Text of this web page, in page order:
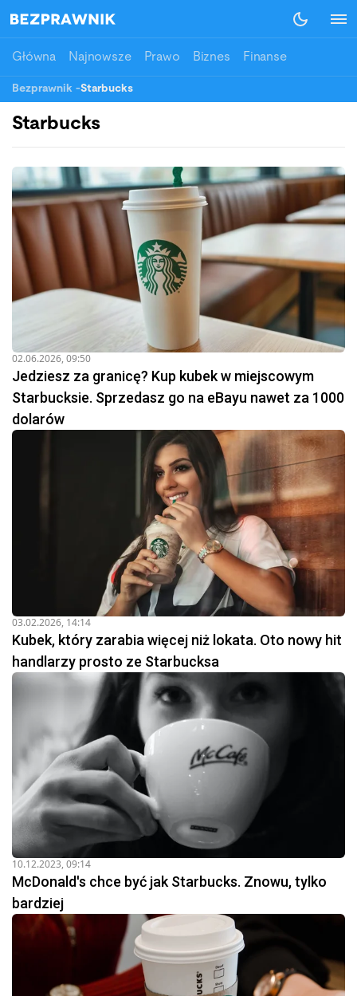
Główna Najnowsze Prawo Biznes Finanse
Bezprawnik -Starbucks
Starbucks
02.06.2026, 09:50
Jedziesz za granicę? Kup kubek w miejscowym
Starbucksie. Sprzedasz go na eBayu nawet za 1000
dolarów
03.02.2026, 14:14
Kubek, który zarabia więcej niż lokata. Oto nowy hit
handlarzy prosto ze Starbucksa
10.12.2023, 09:14
McDonald's chce być jak Starbucks. Znowu, tylko
bardziej